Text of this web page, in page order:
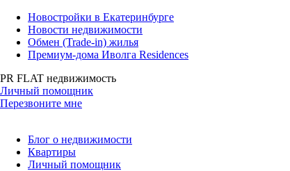
Новостройки в Екатеринбурге
Новости недвижимости
Обмен (Trade-in) жилья
Премиум-дома Иволга Residences
PR FLAT недвижимость
Личный помощник
Перезвоните мне
Блог о недвижимости
Квартиры
Личный помощник